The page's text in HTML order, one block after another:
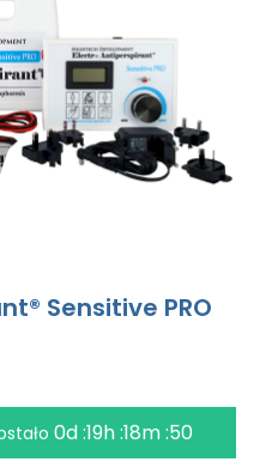
Sensitive PRO
0d :19h :18m :49